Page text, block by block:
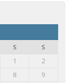
S
S
1
2
8
9